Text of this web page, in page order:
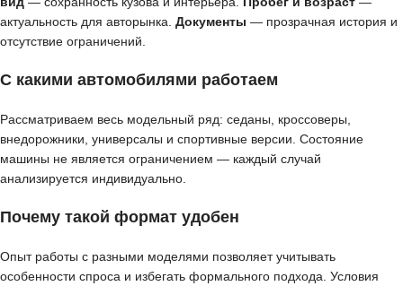
актуальность для авторынка. Документы — прозрачная история и
отсутствие ограничений.
С какими автомобилями работаем
Рассматриваем весь модельный ряд: седаны, кроссоверы,
внедорожники, универсалы и спортивные версии. Состояние
машины не является ограничением — каждый случай
анализируется индивидуально.
Почему такой формат удобен
Опыт работы с разными моделями позволяет учитывать
особенности спроса и избегать формального подхода. Условия